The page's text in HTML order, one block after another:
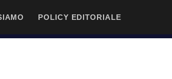
POLICY EDITORIALE